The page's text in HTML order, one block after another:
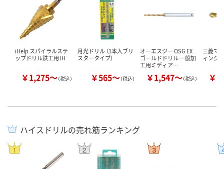
iHelp スパイラルステ
ップドリル鉄工用 IH
￥1,275～（税込）
月光ドリル （1本入ブリ
スタータイプ）
￥565～（税込）
オーエスジー OSG EX
ゴールドドリル 一般加
工用ミディア…
￥1,547～（税込）
三菱マ
ィング
￥
ハイスドリルの売れ筋ランキング